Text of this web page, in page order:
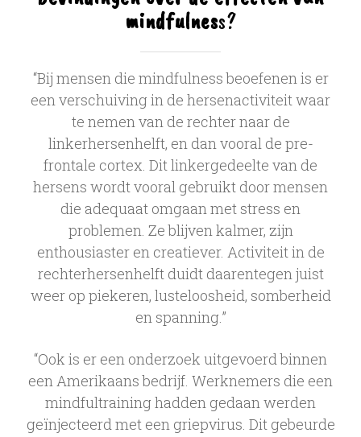
mindfulness?
“Bij mensen die mindfulness beoefenen is er
een verschuiving in de hersenactiviteit waar
te nemen van de rechter naar de
linkerhersenhelft, en dan vooral de pre-
frontale cortex. Dit linkergedeelte van de
hersens wordt vooral gebruikt door mensen
die adequaat omgaan met stress en
problemen. Ze blijven kalmer, zijn
enthousiaster en creatiever. Activiteit in de
rechterhersenhelft duidt daarentegen juist
weer op piekeren, lusteloosheid, somberheid
en spanning.”
“Ook is er een onderzoek uitgevoerd binnen
een Amerikaans bedrijf. Werknemers die een
mindfultraining hadden gedaan werden
geïnjecteerd met een griepvirus. Dit gebeurde